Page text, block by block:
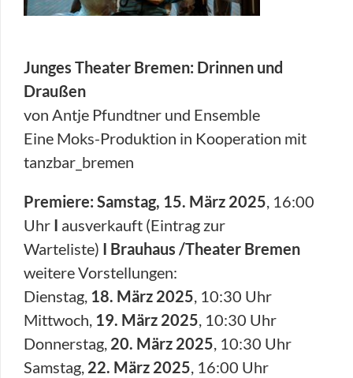
Junges Theater Bremen: Drinnen und
Draußen
von Antje Pfundtner und Ensemble
Eine Moks-Produktion in Kooperation mit
tanzbar_bremen
Premiere: Samstag, 15. März 2025, 16:00
Uhr I ausverkauft (Eintrag zur
Warteliste) I Brauhaus /Theater Bremen
weitere Vorstellungen:
Dienstag, 18. März 2025, 10:30 Uhr
Mittwoch, 19. März 2025, 10:30 Uhr
Donnerstag, 20. März 2025, 10:30 Uhr
Samstag, 22. März 2025, 16:00 Uhr